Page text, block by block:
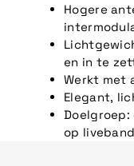
Hogere
en in te
Werkt met
Elegant,
op